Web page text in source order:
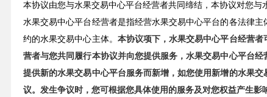
本协议由您与水果交易中心平台经营者共同缔结，本协议对您与
水果交易中心平台经营者是指经营水果交易中心平台的各法律
约的水果交易中心主体。 本协议项下，水果交易中心平台经营
营者与您共同履行本协议并向您提供服务，水果交易中心平台
提供新的水果交易中心平台服务而新增，如您使用新增的水果
议。发生争议时，您可根据您具体使用的服务及对您权益产生影